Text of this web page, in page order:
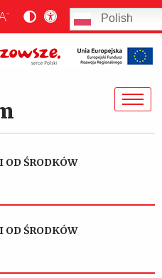
- Polish
OD ŚRODKÓW
OD ŚRODKÓW